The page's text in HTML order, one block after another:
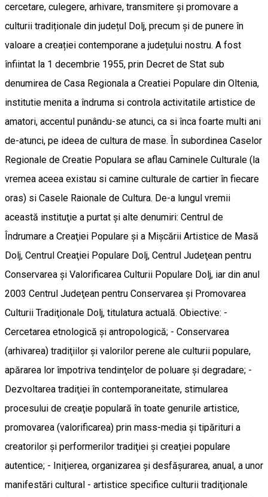
cercetare, culegere, arhivare, transmitere și promovare a
culturii tradiționale din județul Dolj, precum și de punere în
valoare a creației contemporane a județului nostru. A fost
înfiintat la 1 decembrie 1955, prin Decret de Stat sub
denumirea de Casa Regionala a Creatiei Populare din Oltenia,
institutie menita a îndruma si controla activitatile artistice de
amatori, accentul punându-se atunci, ca si înca foarte multi ani
de-atunci, pe ideea de cultura de mase. În subordinea Caselor
Regionale de Creatie Populara se aflau Caminele Culturale (la
vremea aceea existau si camine culturale de cartier în fiecare
oras) si Casele Raionale de Cultura. De-a lungul vremii
această instituţie a purtat şi alte denumiri: Centrul de
Îndrumare a Creaţiei Populare şi a Mişcării Artistice de Masă
Dolj, Centrul Creaţiei Populare Dolj, Centrul Judeţean pentru
Conservarea şi Valorificarea Culturii Populare Dolj, iar din anul
2003 Centrul Judeţean pentru Conservarea şi Promovarea
Culturii Tradiţionale Dolj, titulatura actuală. Obiective: -
Cercetarea etnologică şi antropologică; - Conservarea
(arhivarea) tradiţiilor şi valorilor perene ale culturii populare,
apărarea lor împotriva tendinţelor de poluare şi degradare; -
Dezvoltarea tradiţiei în contemporaneitate, stimularea
procesului de creaţie populară în toate genurile artistice,
promovarea (valorificarea) prin mass-media şi tipărituri a
creatorilor şi performerilor tradiţiei şi creaţiei populare
autentice; - Iniţierea, organizarea şi desfăşurarea, anual, a unor
manifestări cultural - artistice specifice culturii tradiţionale